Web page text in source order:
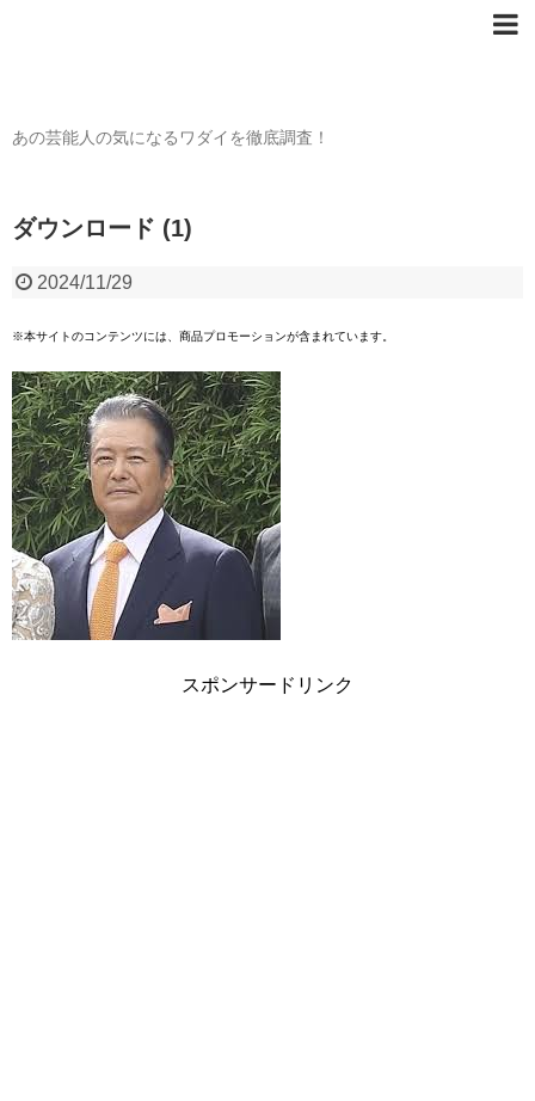
あの芸能人の気になるワダイを徹底調査！
ダウンロード (1)
2024/11/29
※本サイトのコンテンツには、商品プロモーションが含まれています。
スポンサードリンク